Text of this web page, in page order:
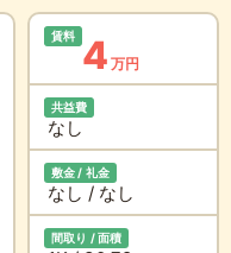
賃料 4 万円
共益費
なし
敷金 / 礼金
なし / なし
間取り / 面積